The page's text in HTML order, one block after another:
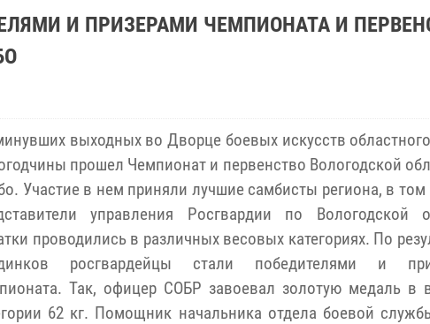
И ПРИЗЕРАМИ ЧЕМПИОНАТА И
выходных во Дворце боевых искусств
прошел Чемпионат и первенство Вологодской
Участие в нем приняли лучшие самбисты региона, в том
управления Росгвардии по Вологодской
проводились в различных весовых категориях. По
росгвардейцы стали победителями и
Так, офицер СОБР завоевал золотую медаль в
62 кг. Помощник начальника отдела боевой